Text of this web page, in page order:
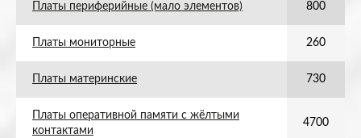
Платы периферийные (мало элементов) 800
Платы мониторные 260
Платы материнские 730
Платы оперативной памяти с жёлтыми
контактами
4700